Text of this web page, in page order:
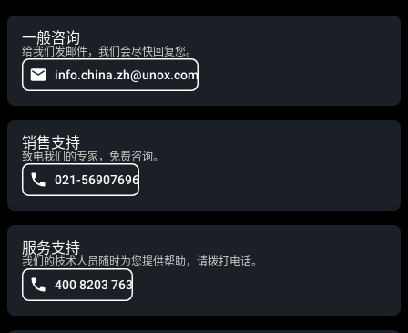
一般咨询
给我们发邮件，我们会尽快回复您。
info.china.zh@unox.com
销售支持
致电我们的专家，免费咨询。
021-56907696
服务支持
我们的技术人员随时为您提供帮助，请拨打电话。
400 8203 763